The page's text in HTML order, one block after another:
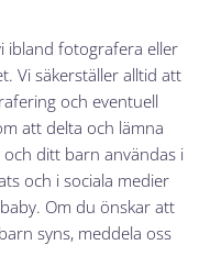
ibland fotografera eller
Vi säkerställer alltid att
och eventuell
att delta och lämna
ditt barn användas i
och i sociala medier
Om du önskar att
syns, meddela oss